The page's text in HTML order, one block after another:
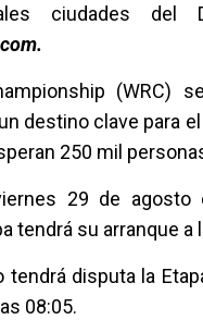
ciudades del
(WRC)
destino clave para
250 mil
29 de
tendrá su arranque a
tendrá disputa la
08:05.